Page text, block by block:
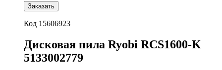
Заказать
Код 15606923
Дисковая пила Ryobi RCS1600-K
5133002779